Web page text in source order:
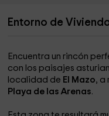
Entorno de
Encuentra un rincón
con los paisajes
localidad de El Mazo, a
Playa de las Arenas.